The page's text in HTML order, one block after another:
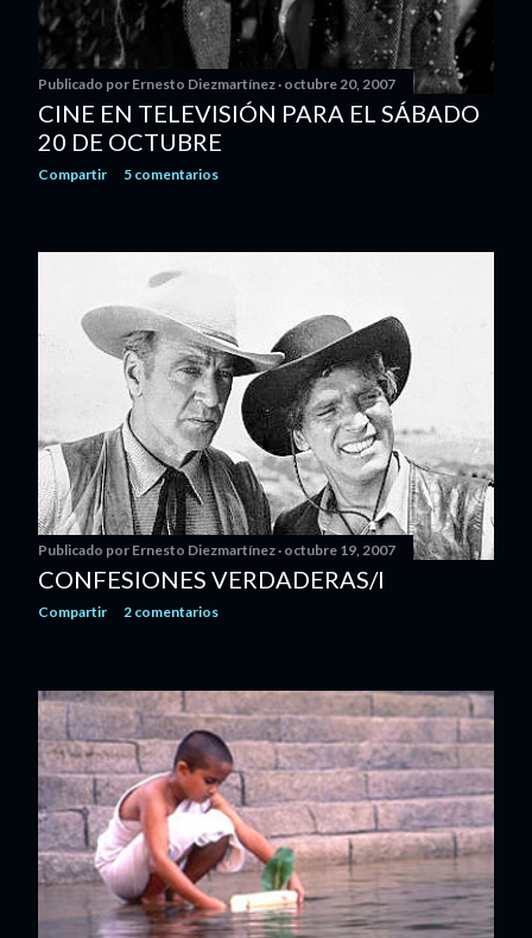
Publicado por Ernesto Diezmartínez octubre 20, 2007
CINE EN TELEVISIÓN PARA EL SÁBADO
20 DE OCTUBRE
Compartir 5 comentarios
Publicado por Ernesto Diezmartínez octubre 19, 2007
CONFESIONES VERDADERAS/I
Compartir 2 comentarios